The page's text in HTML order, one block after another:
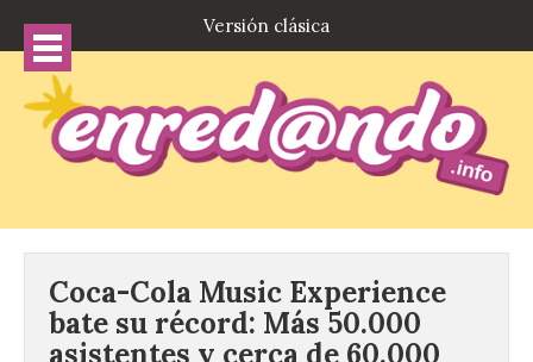
Versión clásica
Coca-Cola Music Experience
bate su récord: Más 50.000